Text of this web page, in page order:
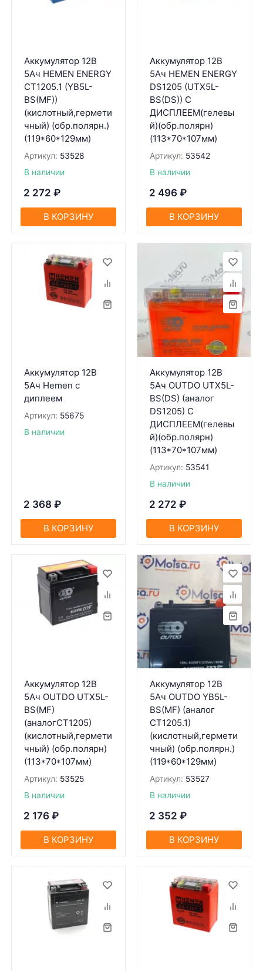
Аккумулятор 12В
5Ач HEMEN ENERGY
CT1205.1 (YB5L-
BS(MF))
(кислотный,гермети
чный) (обр.полярн.)
(119*60*129мм)
Артикул: 53528
В наличии
2 272 ₽
В КОРЗИНУ
Аккумулятор 12В
5Ач HEMEN ENERGY
DS1205 (UTX5L-
BS(DS)) С
ДИСПЛЕЕМ(гелевы
й)(обр.полярн)
(113*70*107мм)
Артикул: 53542
В наличии
2 496 ₽
В КОРЗИНУ
Аккумулятор 12В
5Ач Hemen с
диплеем
Артикул: 55675
В наличии
2 368 ₽
В КОРЗИНУ
Аккумулятор 12В
5Ач OUTDO UTX5L-
BS(DS) (аналог
DS1205) С
ДИСПЛЕЕМ(гелевы
й)(обр.полярн)
(113*70*107мм)
Артикул: 53541
В наличии
2 272 ₽
В КОРЗИНУ
Аккумулятор 12В
5Ач OUTDO UTX5L-
BS(MF)
(аналогCT1205)
(кислотный,гермети
чный) (обр.полярн)
(113*70*107мм)
Артикул: 53525
В наличии
2 176 ₽
В КОРЗИНУ
Аккумулятор 12В
5Ач OUTDO YB5L-
BS(MF) (аналог
CT1205.1)
(кислотный,гермети
чный) (обр.полярн.)
(119*60*129мм)
Артикул: 53527
В наличии
2 352 ₽
В КОРЗИНУ